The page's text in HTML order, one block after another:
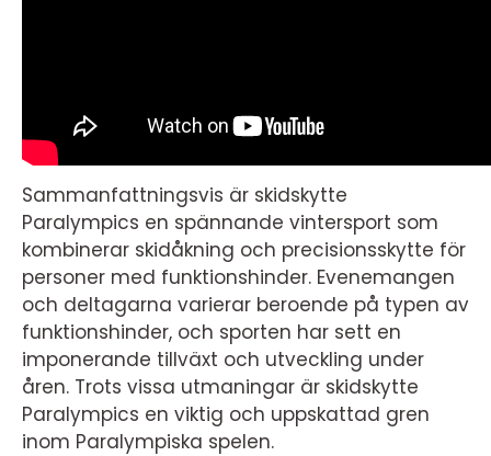
Sammanfattningsvis är skidskytte
Paralympics en spännande vintersport som
kombinerar skidåkning och precisionsskytte för
personer med funktionshinder. Evenemangen
och deltagarna varierar beroende på typen av
funktionshinder, och sporten har sett en
imponerande tillväxt och utveckling under
åren. Trots vissa utmaningar är skidskytte
Paralympics en viktig och uppskattad gren
inom Paralympiska spelen.